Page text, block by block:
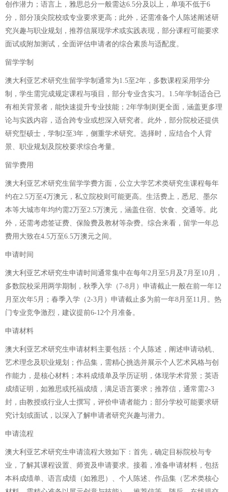
创作潜力；语言上，雅思总分一般需达6.5分及以上，单项不低于6
分，部分顶尖院校或专业要求更高；此外，还需准备个人陈述阐述研
究兴趣与职业规划，推荐信展现学术或实践表现，部分课程可能要求
面试或附加测试，全面评估申请者的综合素质与适配度。
留学学制
澳大利亚艺术研究生留学学制通常为1.5至2年，多数课程采用学分
制，学生需完成规定课程与项目，部分专业含实习。1.5年学制适合已
有相关背景者，能快速提升专业技能；2年学制则更全面，涵盖更多理
论与实践内容，适合跨专业或想深入研究者。此外，部分院校还提供
研究型硕士，学制2至3年，侧重学术研究。选择时，应结合个人背
景、职业规划及院校要求综合考量。
留学费用
澳大利亚艺术研究生留学学费方面，公立大学艺术类研究生课程每年
约在2.5万至4万澳元，私立院校则可能更高。生活费上，悉尼、墨尔
本等大城市年均约需2万至2.5万澳元，涵盖住宿、饮食、交通等。此
外，还需考虑签证费、保险费及教材等杂费。综合来看，留学一年总
费用大致在4.5万至6.5万澳元之间。
申请时间
澳大利亚艺术研究生申请时间通常集中在每年2月至5月及7月至10月，
多数院校采用两学期制，秋季入学（7-8月）申请截止一般在前一年12
月至次年5月；春季入学（2-3月）申请截止多为前一年8月至11月。热
门专业竞争激烈，建议提前6-12个月准备。
申请材料
澳大利亚艺术研究生申请材料主要包括：个人陈述，阐述申请动机、
艺术理念及职业规划；作品集，需精心挑选并展示个人艺术风格与创
作能力，是核心材料；本科成绩单及学历证明，体现学术背景；英语
成绩证明，如雅思或托福成绩，满足语言要求；推荐信，通常需2-3
封，由教授或行业人士撰写，评价申请者能力；部分学校可能要求研
究计划或面试，以深入了解申请者研究兴趣与潜力。
申请流程
澳大利亚艺术研究生申请流程大致如下：首先，确定目标院校与专
业，了解其课程设置、师资及申请要求。接着，准备申请材料，包括
本科成绩单、语言成绩（如雅思）、个人陈述、作品集（艺术类核心